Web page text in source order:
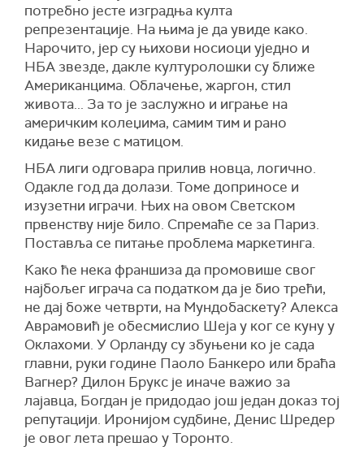
потребно јесте изградња култа
репрезентације. На њима је да увиде како.
Нарочито, јер су њихови носиоци уједно и
НБА звезде, дакле културолошки су ближе
Американцима. Облачење, жаргон, стил
живота... За то је заслужно и играње на
америчким колеџима, самим тим и рано
кидање везе с матицом.
НБА лиги одговара прилив новца, логично.
Одакле год да долази. Томе доприносе и
изузетни играчи. Њих на овом Светском
првенству није било. Спремаће се за Париз.
Поставља се питање проблема маркетинга.
Како ће нека франшиза да промовише свог
најбољег играча са податком да је био трећи,
не дај боже четврти, на Мундобаскету? Алекса
Аврамовић је обесмислио Шеја у ког се куну у
Оклахоми. У Орланду су збуњени ко је сада
главни, руки године Паоло Банкеро или браћа
Вагнер? Дилон Брукс је иначе важио за
лајавца, Богдан је придодао још један доказ тој
репутацији. Иронијом судбине, Денис Шредер
је овог лета прешао у Торонто.